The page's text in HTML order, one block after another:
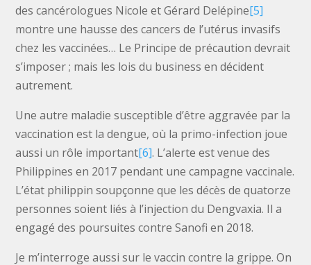
des cancérologues Nicole et Gérard Delépine[5]
montre une hausse des cancers de l’utérus invasifs
chez les vaccinées… Le Principe de précaution devrait
s’imposer ; mais les lois du business en décident
autrement.
Une autre maladie susceptible d’être aggravée par la
vaccination est la dengue, où la primo-infection joue
aussi un rôle important[6]. L’alerte est venue des
Philippines en 2017 pendant une campagne vaccinale.
L’état philippin soupçonne que les décès de quatorze
personnes soient liés à l’injection du Dengvaxia. Il a
engagé des poursuites contre Sanofi en 2018.
Je m’interroge aussi sur le vaccin contre la grippe. On